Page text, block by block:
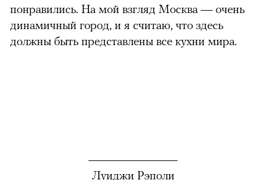
понравились. На мой взгляд Москва — очень
динамичный город, и я считаю, что здесь
должны быть представлены все кухни мира.
Луиджи Рэполи